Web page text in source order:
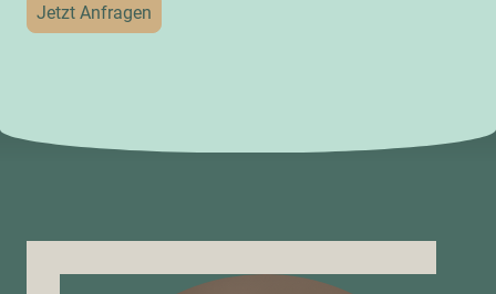
Jetzt Anfragen